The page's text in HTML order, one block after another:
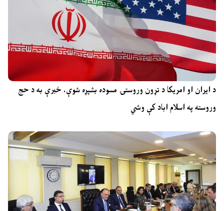
د ایران او امریکا د تړون وروستۍ مسوده بشپړه شوې، خبرې به د حج
وروسته په اسلام اباد کې وشي